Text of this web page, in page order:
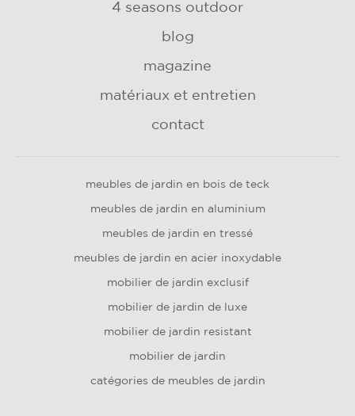
4 seasons outdoor
blog
magazine
matériaux et entretien
contact
meubles de jardin en bois de teck
meubles de jardin en aluminium
meubles de jardin en tressé
meubles de jardin en acier inoxydable
mobilier de jardin exclusif
mobilier de jardin de luxe
mobilier de jardin resistant
mobilier de jardin
catégories de meubles de jardin